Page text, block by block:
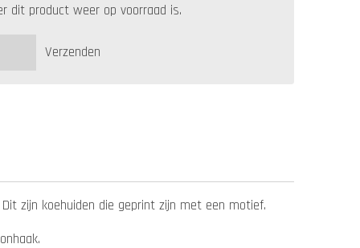
dit product weer op voorraad is.
Verzenden
zijn koehuiden die geprint zijn met een motief.